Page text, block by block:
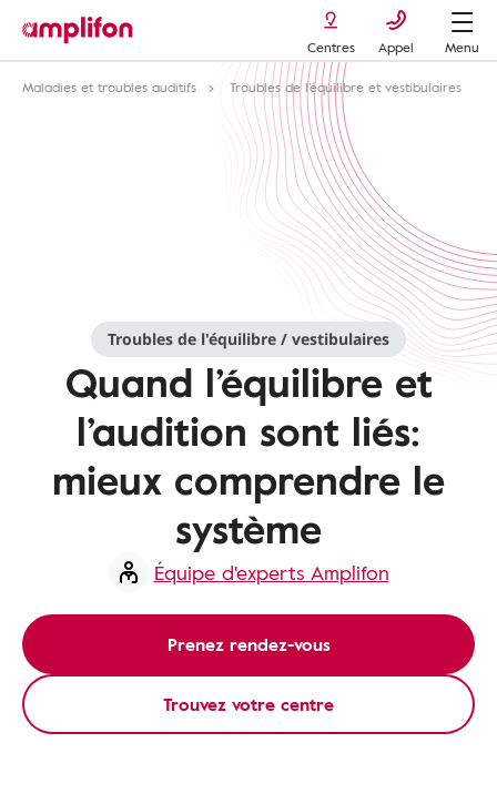
Centres Appel
Menu
Maladies et troubles auditifs
Troubles de l’équilibre et vestibulaires
Troubles de l'équilibre / vestibulaires
Quand l’équilibre et
l’audition sont liés:
mieux comprendre le
système
Équipe d'experts Amplifon
Prenez rendez-vous
Trouvez votre centre